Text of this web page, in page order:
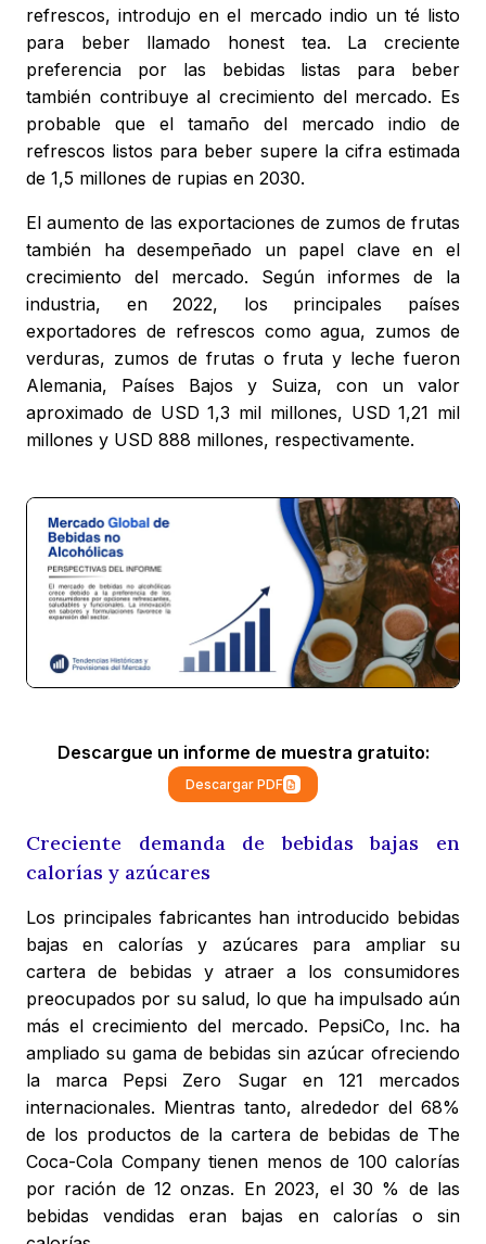
refrescos, introdujo en el mercado indio un té listo
para beber llamado honest tea. La creciente
preferencia por las bebidas listas para beber
también contribuye al crecimiento del mercado. Es
probable que el tamaño del mercado indio de
refrescos listos para beber supere la cifra estimada
de 1,5 millones de rupias en 2030.
El aumento de las exportaciones de zumos de frutas
también ha desempeñado un papel clave en el
crecimiento del mercado. Según informes de la
industria, en 2022, los principales países
exportadores de refrescos como agua, zumos de
verduras, zumos de frutas o fruta y leche fueron
Alemania, Países Bajos y Suiza, con un valor
aproximado de USD 1,3 mil millones, USD 1,21 mil
millones y USD 888 millones, respectivamente.
Descargue un informe de muestra gratuito:
Descargar PDF
Creciente demanda de bebidas bajas en
calorías y azúcares
Los principales fabricantes han introducido bebidas
bajas en calorías y azúcares para ampliar su
cartera de bebidas y atraer a los consumidores
preocupados por su salud, lo que ha impulsado aún
más el crecimiento del mercado. PepsiCo, Inc. ha
ampliado su gama de bebidas sin azúcar ofreciendo
la marca Pepsi Zero Sugar en 121 mercados
internacionales. Mientras tanto, alrededor del 68%
de los productos de la cartera de bebidas de The
Coca-Cola Company tienen menos de 100 calorías
por ración de 12 onzas. En 2023, el 30 % de las
bebidas vendidas eran bajas en calorías o sin